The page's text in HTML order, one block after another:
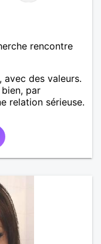
rencontre
avec des valeurs.
par
relation sérieuse.